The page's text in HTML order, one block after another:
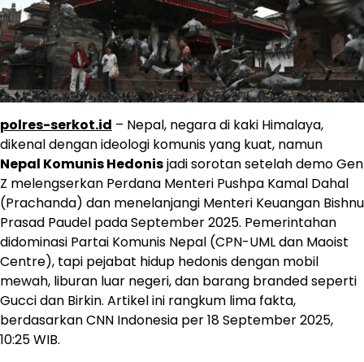
polres-serkot.id – Nepal, negara di kaki Himalaya,
dikenal dengan ideologi komunis yang kuat, namun
Nepal Komunis Hedonisjadi sorotan setelah demo Gen
Z melengserkan Perdana Menteri Pushpa Kamal Dahal
(Prachanda) dan menelanjangi Menteri Keuangan Bishnu
Prasad Paudel pada September 2025. Pemerintahan
didominasi Partai Komunis Nepal (CPN-UML dan Maoist
Centre), tapi pejabat hidup hedonis dengan mobil
mewah, liburan luar negeri, dan barang branded seperti
Gucci dan Birkin. Artikel ini rangkum lima fakta,
berdasarkan CNN Indonesia per 18 September 2025,
10:25 WIB.